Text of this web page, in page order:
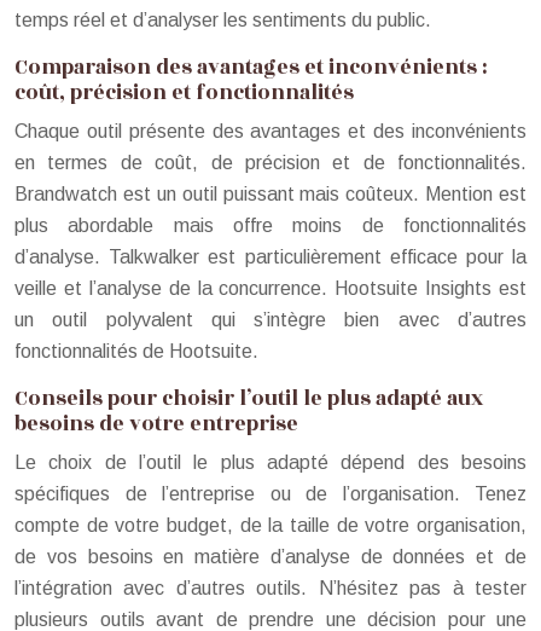
temps réel et d’analyser les sentiments du public.
Comparaison des avantages et inconvénients :
coût, précision et fonctionnalités
Chaque outil présente des avantages et des inconvénients
en termes de coût, de précision et de fonctionnalités.
Brandwatch est un outil puissant mais coûteux. Mention est
plus abordable mais offre moins de fonctionnalités
d’analyse. Talkwalker est particulièrement efficace pour la
veille et l’analyse de la concurrence. Hootsuite Insights est
un outil polyvalent qui s’intègre bien avec d’autres
fonctionnalités de Hootsuite.
Conseils pour choisir l’outil le plus adapté aux
besoins de votre entreprise
Le choix de l’outil le plus adapté dépend des besoins
spécifiques de l’entreprise ou de l’organisation. Tenez
compte de votre budget, de la taille de votre organisation,
de vos besoins en matière d’analyse de données et de
l’intégration avec d’autres outils. N’hésitez pas à tester
plusieurs outils avant de prendre une décision pour une